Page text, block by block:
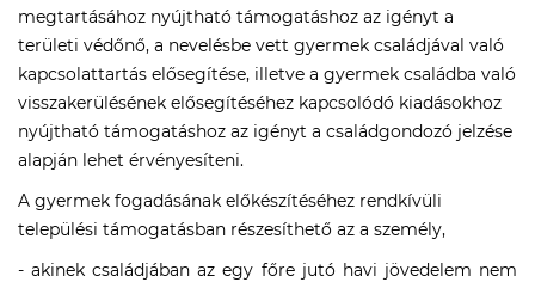
megtartásához nyújtható támogatáshoz az igényt a
területi védőnő, a nevelésbe vett gyermek családjával való
kapcsolattartás elősegítése, illetve a gyermek családba való
visszakerülésének elősegítéséhez kapcsolódó kiadásokhoz
nyújtható támogatáshoz az igényt a családgondozó jelzése
alapján lehet érvényesíteni.
A gyermek fogadásának előkészítéséhez rendkívüli
települési támogatásban részesíthető az a személy,
- akinek családjában az egy főre jutó havi jövedelem nem